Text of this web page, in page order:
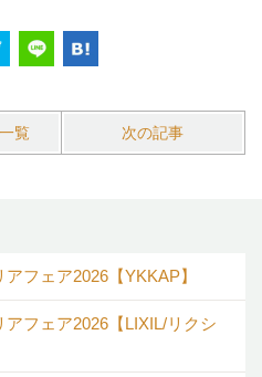
一覧 次の記事
フェア2026【YKKAP】
アフェア2026【LIXIL/リクシ